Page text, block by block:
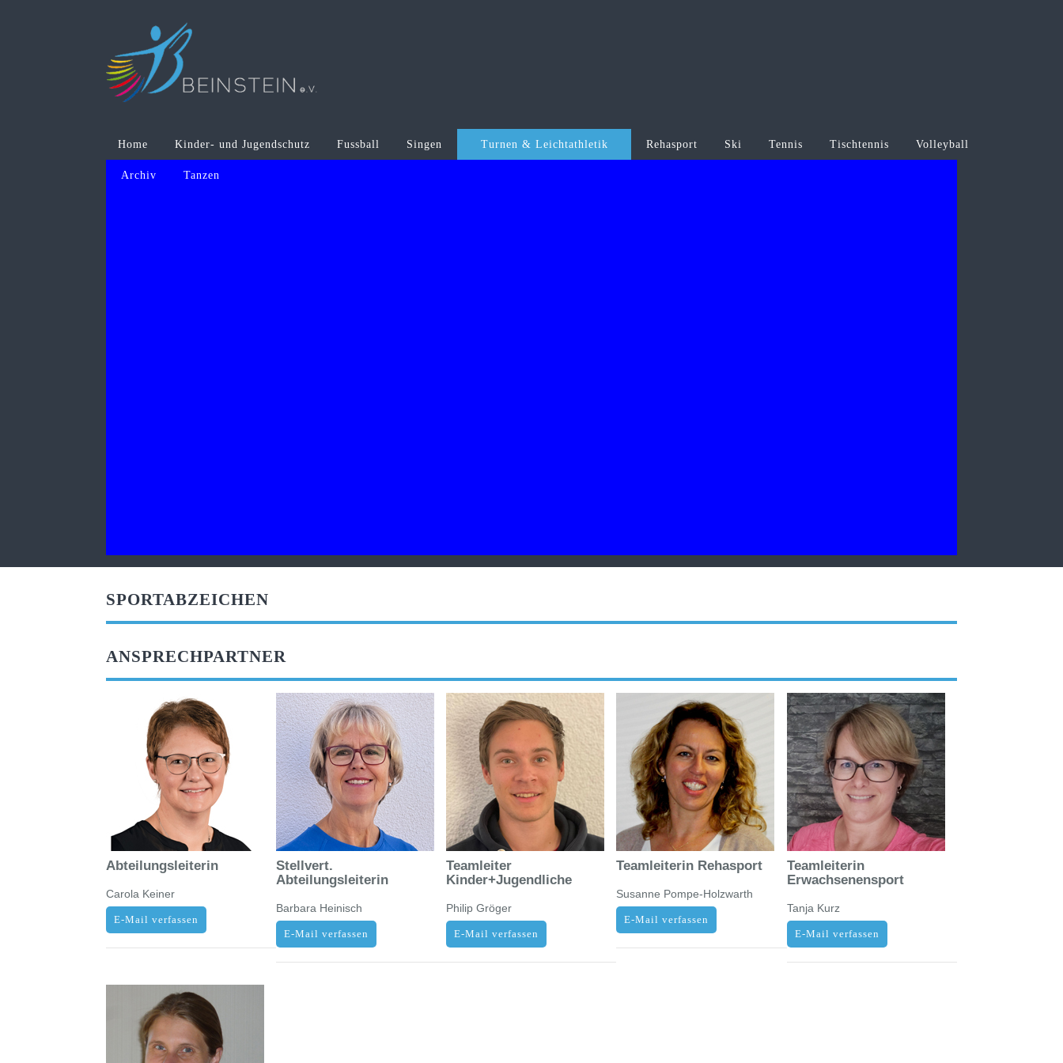
Home Kinder- und Jugendschutz Fussball Singen Turnen & Leichtathletik Rehasport Ski Tennis Tischtennis Volleyball
Archiv Tanzen
SPORTABZEICHEN
ANSPRECHPARTNER
Abteilungsleiterin
Carola Keiner
E-Mail verfassen
Stellvert.
Abteilungsleiterin
Barbara Heinisch
E-Mail verfassen
Teamleiter
Kinder+Jugendliche
Philip Gröger
E-Mail verfassen
Teamleiterin Rehasport
Susanne Pompe-Holzwarth
E-Mail verfassen
Teamleiterin
Erwachsenensport
Tanja Kurz
E-Mail verfassen